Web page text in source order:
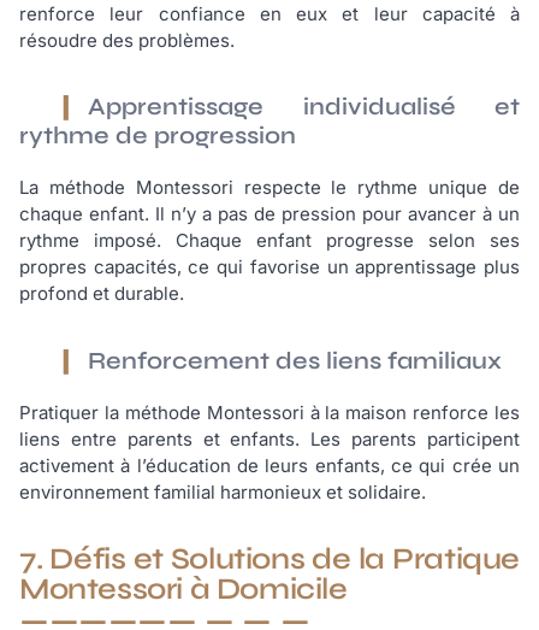
renforce leur confiance en eux et leur capacité à
résoudre des problèmes.
Apprentissage individualisé et
rythme de progression
La méthode Montessori respecte le rythme unique de
chaque enfant. Il n’y a pas de pression pour avancer à un
rythme imposé. Chaque enfant progresse selon ses
propres capacités, ce qui favorise un apprentissage plus
profond et durable.
Renforcement des liens familiaux
Pratiquer la méthode Montessori à la maison renforce les
liens entre parents et enfants. Les parents participent
activement à l’éducation de leurs enfants, ce qui crée un
environnement familial harmonieux et solidaire.
7. Défis et Solutions de la Pratique
Montessori à Domicile